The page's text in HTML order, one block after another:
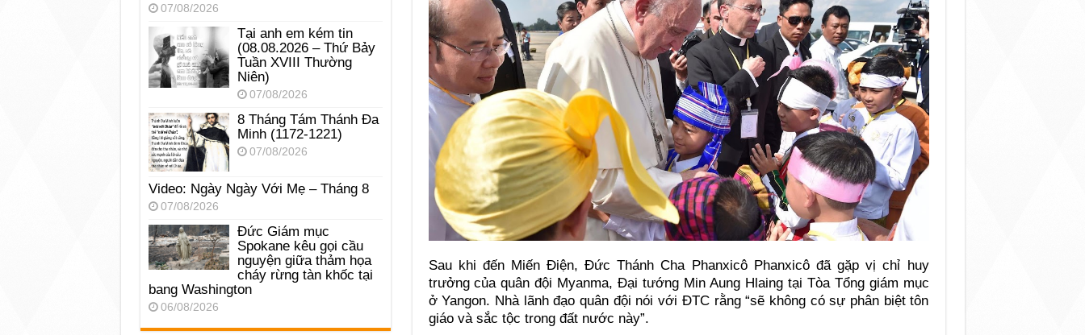
Sau khi đến Miến Điện, Đức Thánh Cha Phanxicô Phanxicô đã gặp vị chỉ huy
trưởng của quân đội Myanma, Đại tướng Min Aung Hlaing tại Tòa Tổng giám mục
ở Yangon. Nhà lãnh đạo quân đội nói với ĐTC rằng “sẽ không có sự phân biệt tôn
giáo và sắc tộc trong đất nước này”.
07/08/2026
Tại anh em kém tin
(08.08.2026 – Thứ Bảy
Tuần XVIII Thường
Niên)
07/08/2026
8 Tháng Tám Thánh Ða
Minh (1172-1221)
07/08/2026
Video: Ngày Ngày Với Mẹ – Tháng 8
07/08/2026
Đức Giám mục
Spokane kêu gọi cầu
nguyện giữa thảm họa
cháy rừng tàn khốc tại
bang Washington
06/08/2026